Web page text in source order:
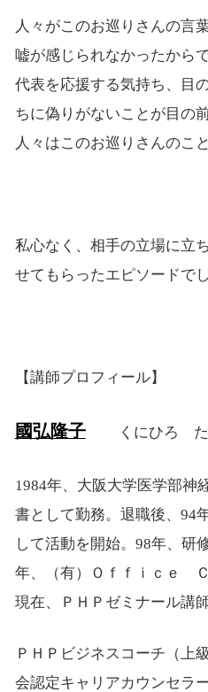
人々がこのお巡りさんの言
嘘が感じられなかったから
代表を応援する気持ち、目
ちに偽りがないことが目の
人々はこのお巡りさんのこ
私心なく、相手の立場に立
せてもらったエピソードでし
【講師プロフィール】
國弘隆子 くにひろ た
1984年、大阪大学医学部
書として勤務。退職後、94
して活動を開始。98年、研
年、（有）Ｏｆｆｉｃｅ Ｃ
現在、ＰＨＰゼミナール講師
ＰＨＰビジネスコーチ（上
会認定キャリアカウンセラ